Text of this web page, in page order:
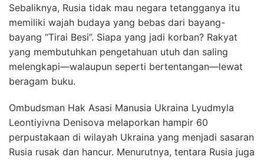
Sebaliknya, Rusia tidak mau negara tetangganya itu
memiliki wajah budaya yang bebas dari bayang-
bayang “Tirai Besi”. Siapa yang jadi korban? Rakyat
yang membutuhkan pengetahuan utuh dan saling
melengkapi—walaupun seperti bertentangan—lewat
beragam buku.
Ombudsman Hak Asasi Manusia Ukraina Lyudmyla
Leontiyivna Denisova melaporkan hampir 60
perpustakaan di wilayah Ukraina yang menjadi sasaran
Rusia rusak dan hancur. Menurutnya, tentara Rusia juga